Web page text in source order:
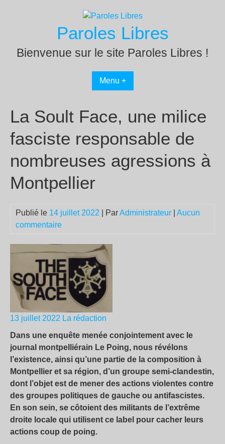
Paroles Libres
Bienvenue sur le site Paroles Libres !
Menu +
La Soult Face, une milice
fasciste responsable de
nombreuses agressions à
Montpellier
Publié le 14 juillet 2022 | ParAdministrateur
Aucun
commentaire
13 juillet 2022 La rédaction
Dans une enquête menée conjointement avec le
journal montpelliérain Le Poing, nous révélons
l’existence, ainsi qu’une partie de la composition à
Montpellier et sa région, d’un groupe semi-clandestin,
dont l’objet est de mener des actions violentes contre
des groupes politiques de gauche ou antifascistes.
En son sein, se côtoient des militants de l’extrême
droite locale qui utilisent ce label pour cacher leurs
actions coup de poing.